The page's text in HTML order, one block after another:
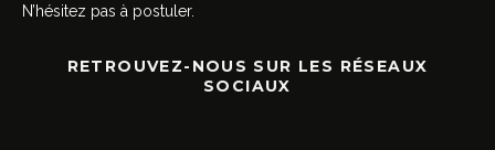
N’hésitez pas à postuler.
RETROUVEZ-NOUS SUR LES RÉSEAUX
SOCIAUX